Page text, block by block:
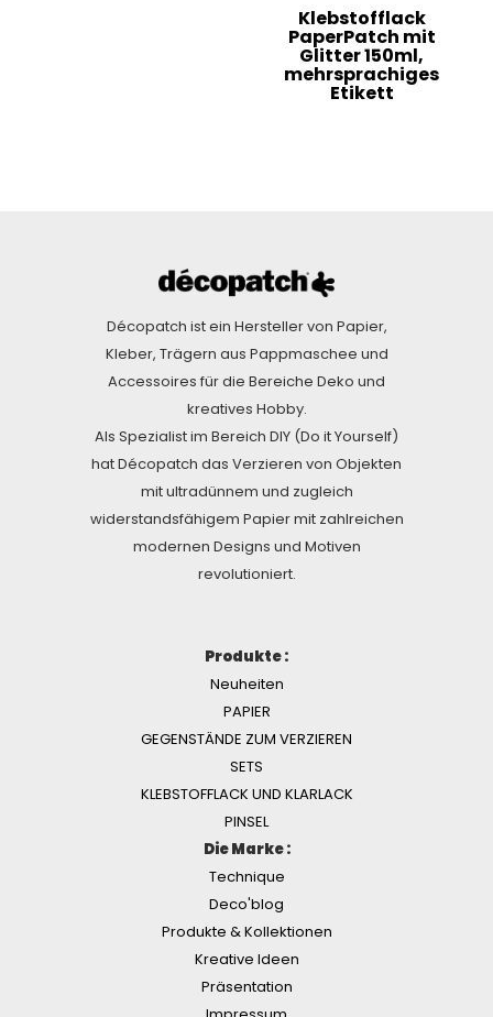
Klebstofflack
PaperPatch mit
Glitter 150ml,
mehrsprachiges
Etikett
Décopatch ist ein Hersteller von Papier,
Kleber, Trägern aus Pappmaschee und
Accessoires für die Bereiche Deko und
kreatives Hobby.
Als Spezialist im Bereich DIY (Do it Yourself)
hat Décopatch das Verzieren von Objekten
mit ultradünnem und zugleich
widerstandsfähigem Papier mit zahlreichen
modernen Designs und Motiven
revolutioniert.
Produkte :
Neuheiten
PAPIER
GEGENSTÄNDE ZUM VERZIEREN
SETS
KLEBSTOFFLACK UND KLARLACK
PINSEL
Die Marke :
Technique
Deco'blog
Produkte & Kollektionen
Kreative Ideen
Präsentation